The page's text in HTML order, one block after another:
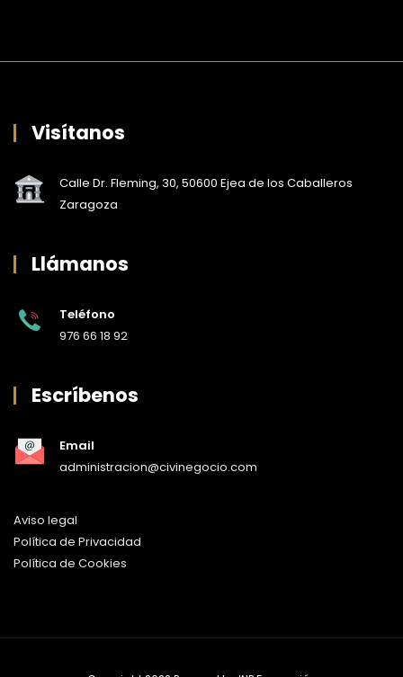
Visítanos
Calle Dr. Fleming, 30, 50600 Ejea de los Caballeros
Zaragoza
Llámanos
Teléfono
976 66 18 92
Escríbenos
Email
administracion@civinegocio.com
Aviso legal
Política de Privacidad
Política de Cookies